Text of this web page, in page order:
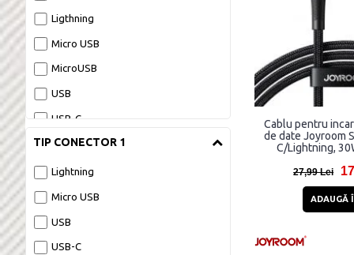
Ligthning
Micro USB
MicroUSB
USB
USB-C
Wireless
TIP CONECTOR 1
Lightning
Micro USB
USB
USB-C
Cablu pentru
de date Joyroom
C/Lightning,
27,99 Lei
ADAUGĂ